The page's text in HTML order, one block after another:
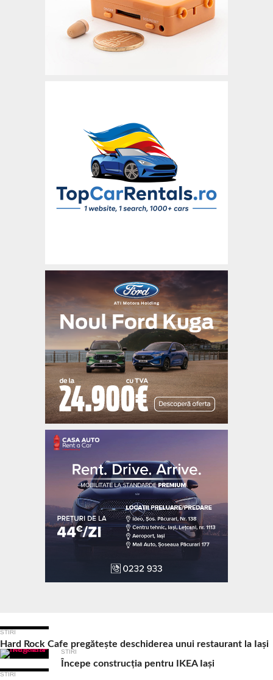
STIRI
Hard Rock Cafe pregătește deschiderea unui restaurant la Iași
STIRI
Începe construcția pentru IKEA Iași
STIRI